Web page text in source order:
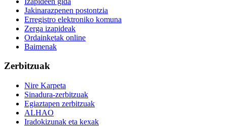
Jakinarazpenen postontzia
Erregistro elektroniko komuna
Zerga izapideak
Ordainketak online
Baimenak
Zerbitzuak
Nire Karpeta
Sinadura-zerbitzuak
Egiaztapen zerbitzuak
ALHAO
Iradokizunak eta kexak